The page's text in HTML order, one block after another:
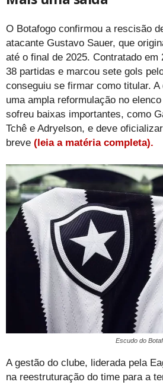
O Botafogo confirmou a rescisão
atacante Gustavo Sauer, que
até o final de 2025. Contratado em
38 partidas e marcou sete gols
conseguiu se firmar como titular.
uma ampla reformulação no
sofreu baixas importantes, como
Tchê e Adryelson, e deve
breve (leia a matéria completa).
Escudo do
A gestão do clube, liderada pela
na reestruturação do time para a